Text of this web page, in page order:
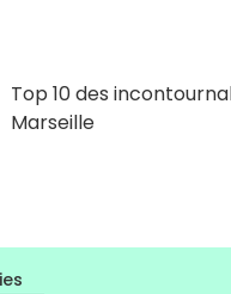
Top 10 des
Marseille